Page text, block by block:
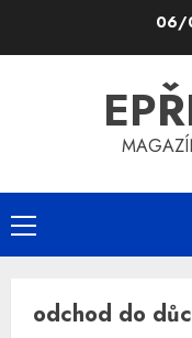
06/
Primary
Menu
odchod do